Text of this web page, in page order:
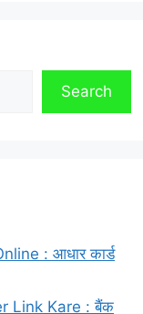
Search
: आधार कार्ड
Link Kare : बैंक